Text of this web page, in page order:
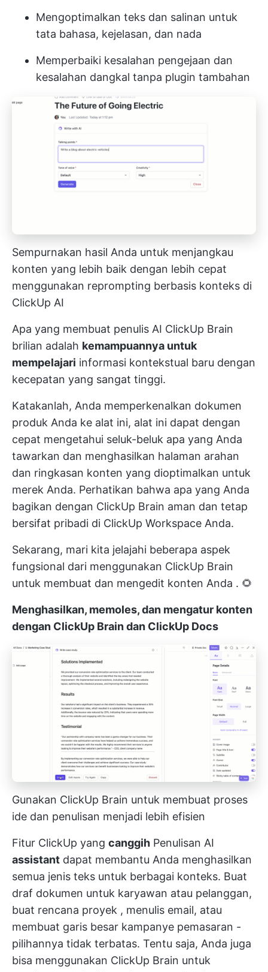
Mengoptimalkan teks dan salinan untuk
tata bahasa, kejelasan, dan nada
Memperbaiki kesalahan pengejaan dan
kesalahan dangkal tanpa plugin tambahan
Sempurnakan hasil Anda untuk menjangkau
konten yang lebih baik dengan lebih cepat
menggunakan reprompting berbasis konteks di
ClickUp AI
Apa yang membuat penulis AI ClickUp Brain
brilian adalah kemampuannya untuk
mempelajari informasi kontekstual baru dengan
kecepatan yang sangat tinggi.
Katakanlah, Anda memperkenalkan dokumen
produk Anda ke alat ini, alat ini dapat dengan
cepat mengetahui seluk-beluk apa yang Anda
tawarkan dan menghasilkan halaman arahan
dan ringkasan konten yang dioptimalkan untuk
merek Anda. Perhatikan bahwa apa yang Anda
bagikan dengan ClickUp Brain aman dan tetap
bersifat pribadi di ClickUp Workspace Anda.
Sekarang, mari kita jelajahi beberapa aspek
fungsional dari menggunakan ClickUp Brain
untuk membuat dan mengedit konten Anda . 🌻
Menghasilkan, memoles, dan mengatur konten
dengan ClickUp Brain dan ClickUp Docs
Gunakan ClickUp Brain untuk membuat proses
ide dan penulisan menjadi lebih efisien
Fitur ClickUp yang canggih Penulisan AI
assistant dapat membantu Anda menghasilkan
semua jenis teks untuk berbagai konteks. Buat
draf dokumen untuk karyawan atau pelanggan,
buat rencana proyek , menulis email, atau
membuat garis besar kampanye pemasaran -
pilihannya tidak terbatas. Tentu saja, Anda juga
bisa menggunakan ClickUp Brain untuk